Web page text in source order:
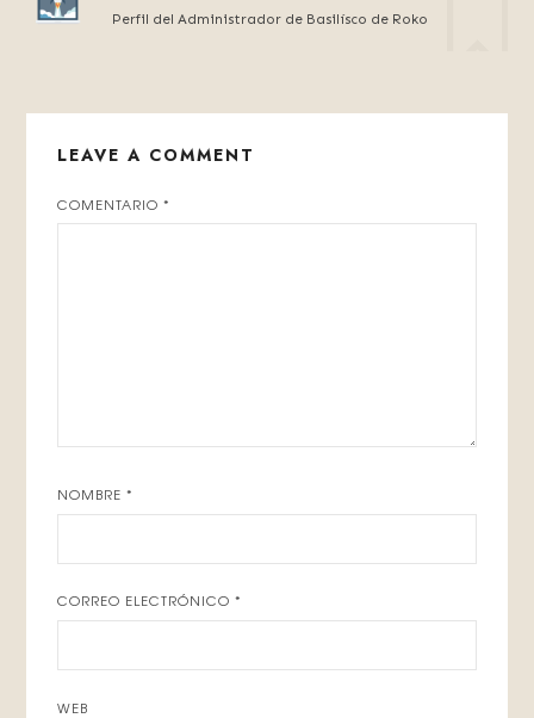
Perfil del Administrador de Basilísco de Roko
LEAVE A COMMENT
COMENTARIO*
NOMBRE*
CORREO ELECTRÓNICO*
WEB